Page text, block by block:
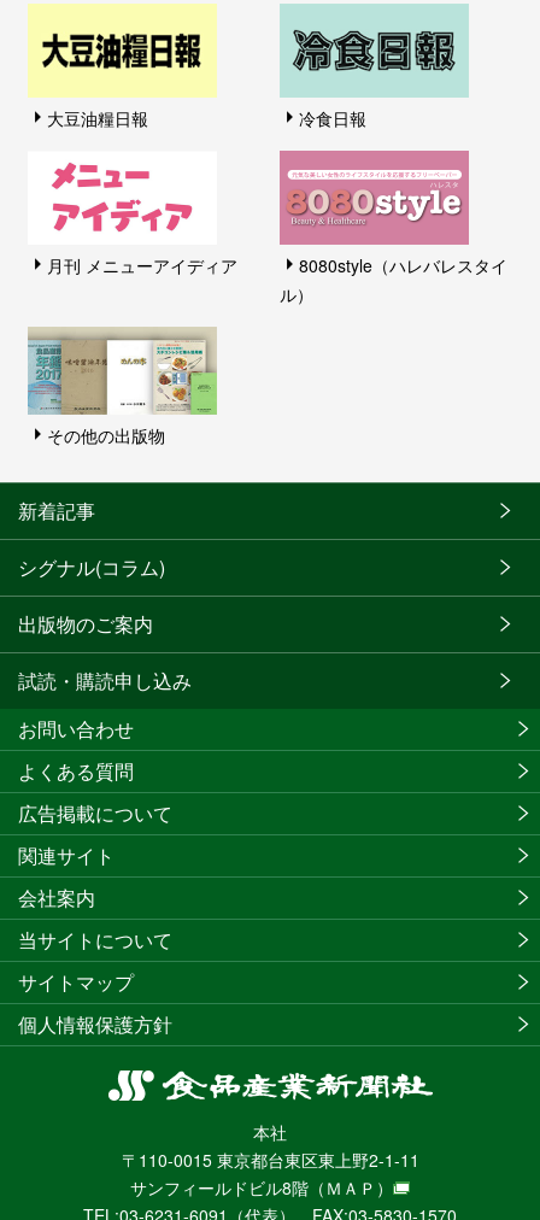
大豆油糧日報 冷食日報
月刊 メニューアイディア
8080style（ハレバレスタイ
ル）
その他の出版物
新着記事
シグナル(コラム)
出版物のご案内
試読・購読申し込み
食
産
業
新
本社
〒110-0015 東京都台東区東上野2-1-11
サンフィールドビル8階 （ＭＡＰ）
TEL:03-6231-6091（代表） FAX:03-5830-1570
お問い合わせ
よくある質問
広告掲載について
関連サイト
会社案内
当サイトについて
サイトマップ
個人情報保護方針